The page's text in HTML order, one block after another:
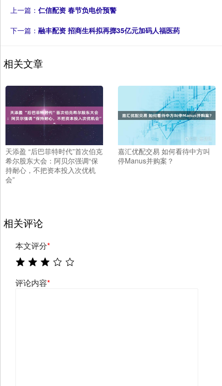
上一篇： 仁信配资 春节负电价预警
下一篇： 融丰配资 招商生科拟再掷35亿元加码人福医药
相关文章
天添盈 “后巴菲特时代”首次伯克
希尔股东大会：阿贝尔强调“保
持耐心，不把资本投入次优机
会”
嘉汇优配交易 如何看待中方叫
停Manus并购案？
相关评论
本文评分*
评论内容*